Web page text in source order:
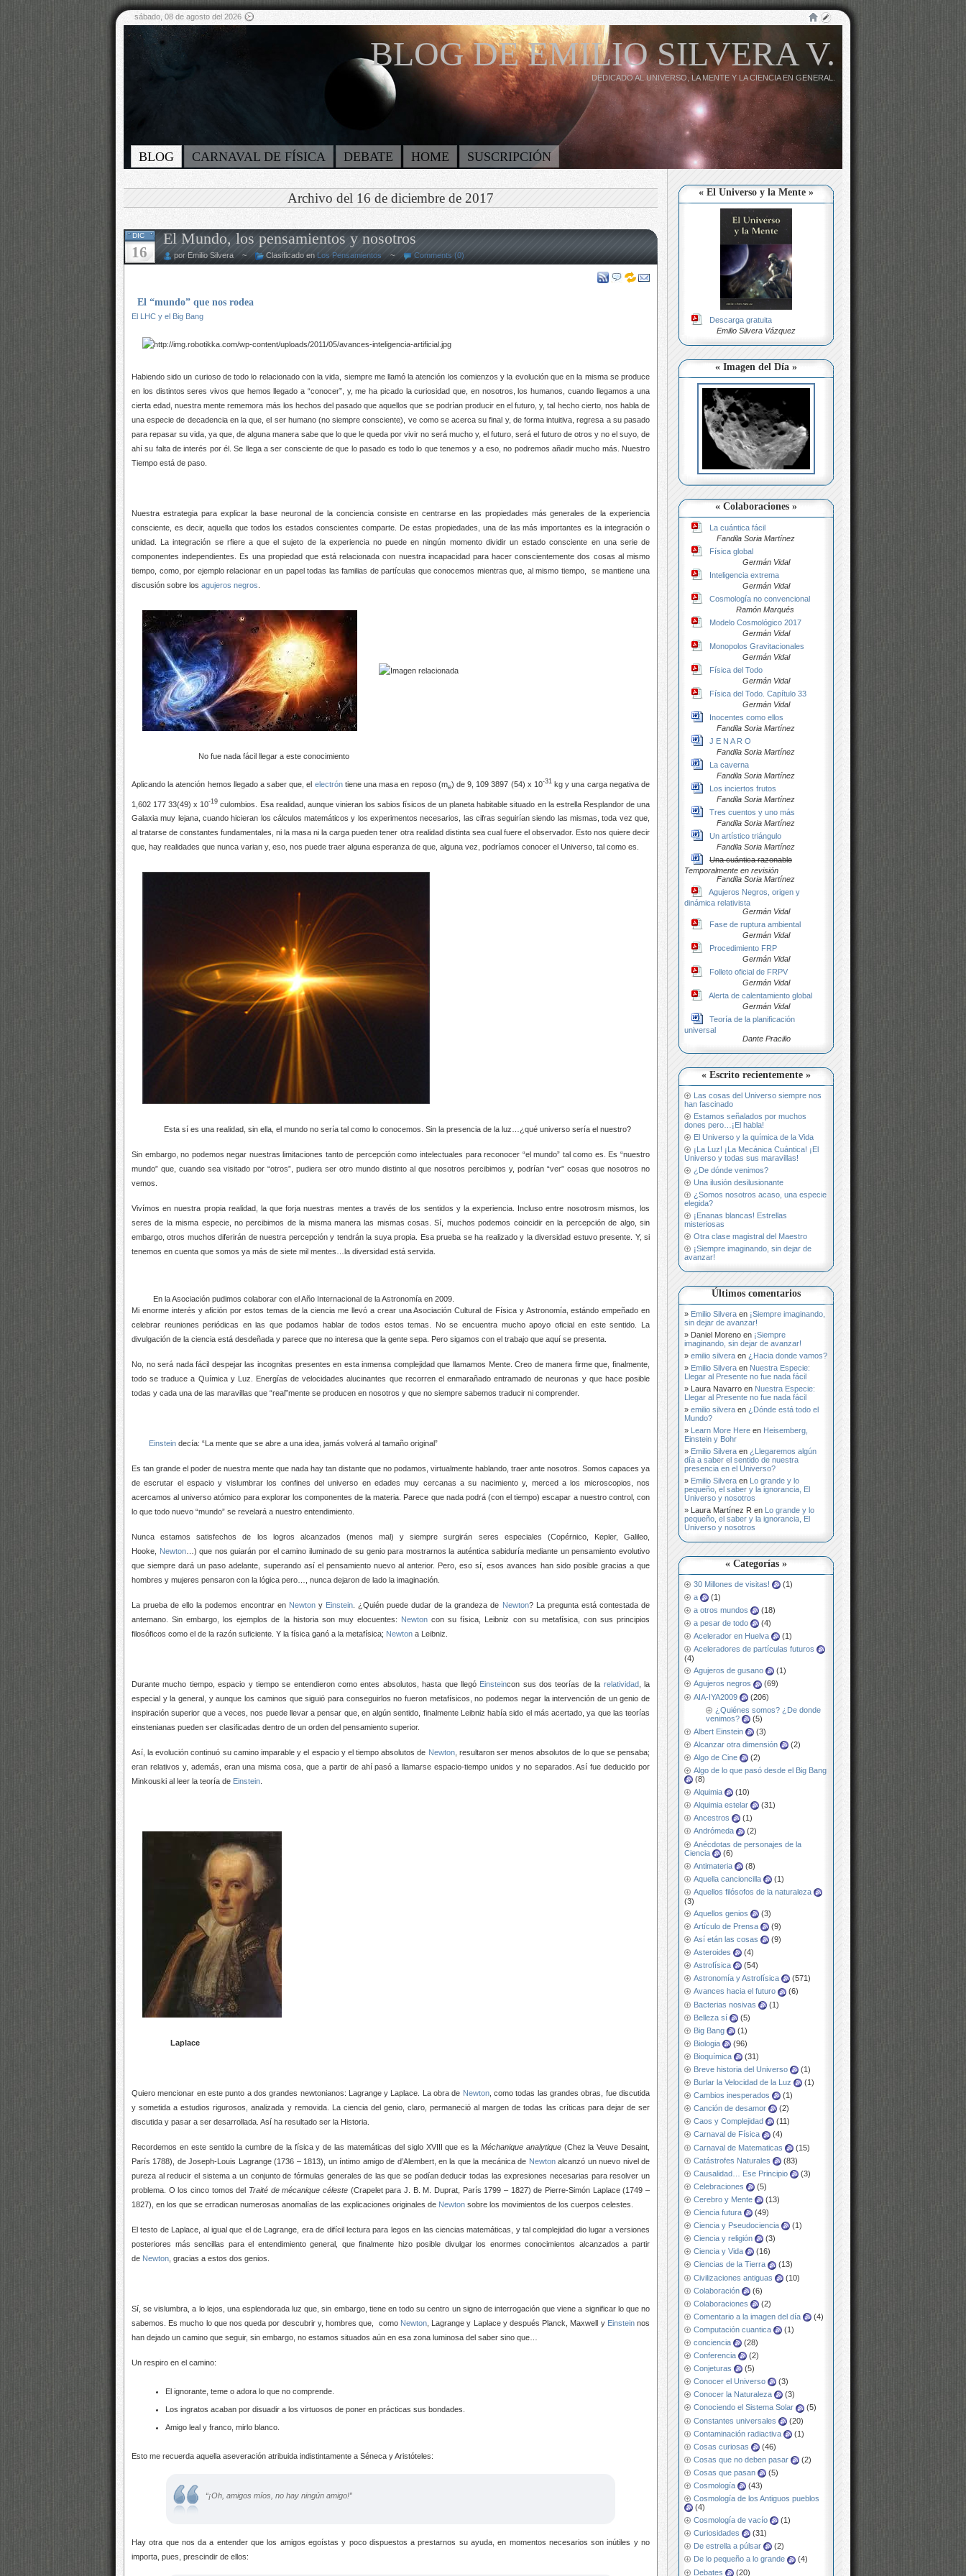
sábado, 08 de agosto del 2026
BLOG DE EMILIO SILVERA V.
DEDICADO AL UNIVERSO, LA MENTE Y LA CIENCIA EN GENERAL.
BLOG CARNAVAL DE FÍSICA DEBATE HOME SUSCRIPCIÓN
« El Universo y la Mente »
Descarga gratuita
Emilio Silvera Vázquez
« Imagen del Día »
« Colaboraciones »
La cuántica fácil
Fandila Soria Martínez
Física global
Germán Vidal
Inteligencia extrema
Germán Vidal
Cosmología no convencional
Ramón Marqués
Modelo Cosmológico 2017
Germán Vidal
Monopolos Gravitacionales
Germán Vidal
Física del Todo
Germán Vidal
Física del Todo. Capítulo 33
Germán Vidal
Inocentes como ellos
Fandila Soria Martínez
J E N A R O
Fandila Soria Martínez
La caverna
Fandila Soria Martínez
Los inciertos frutos
Fandila Soria Martínez
Tres cuentos y uno más
Fandila Soria Martínez
Un artístico triángulo
Fandila Soria Martínez
Una cuántica razonable
Temporalmente en revisión
Fandila Soria Martínez
Agujeros Negros, origen y
dinámica relativista
Germán Vidal
Fase de ruptura ambiental
Germán Vidal
Procedimiento FRP
Germán Vidal
Folleto oficial de FRPV
Germán Vidal
Alerta de calentamiento global
Germán Vidal
Teoría de la planificación
universal
Dante Pracilio
« Escrito recientemente »
Las cosas del Universo siempre nos
han fascinado
Estamos señalados por muchos
dones pero…¡El habla!
El Universo y la química de la Vida
¡La Luz! ¡La Mecánica Cuántica! ¡El
Universo y todas sus maravillas!
¿De dónde venimos?
Una ilusión desilusionante
¿Somos nosotros acaso, una especie
elegida?
¡Enanas blancas! Estrellas
misteriosas
Otra clase magistral del Maestro
¡Siempre imaginando, sin dejar de
avanzar!
Últimos comentarios
Emilio Silvera en ¡Siempre imaginando,
sin dejar de avanzar!
Daniel Moreno en ¡Siempre
imaginando, sin dejar de avanzar!
emilio silvera en ¿Hacia donde vamos?
Emilio Silvera en Nuestra Especie:
Llegar al Presente no fue nada fácil
Laura Navarro en Nuestra Especie:
Llegar al Presente no fue nada fácil
emilio silvera en ¿Dónde está todo el
Mundo?
Learn More Here en Heisemberg,
Einstein y Bohr
Emilio Silvera en ¿Llegaremos algún
día a saber el sentido de nuestra
presencia en el Universo?
Emilio Silvera en Lo grande y lo
pequeño, el saber y la ignorancia, El
Universo y nosotros
Laura Martínez R en Lo grande y lo
pequeño, el saber y la ignorancia, El
Universo y nosotros
« Categorías »
30 Millones de visitas!
(1)
a
(1)
a otros mundos
(18)
a pesar de todo
(4)
Acelerador en Huelva
(1)
Aceleradores de partículas futuros
(4)
Agujeros de gusano
(1)
Agujeros negros
(69)
AIA-IYA2009
(206)
¿Quiénes somos? ¿De donde
venimos?
(5)
Albert Einstein
(3)
Alcanzar otra dimensión
(2)
Algo de Cine
(2)
Algo de lo que pasó desde el Big Bang
(8)
Alquimia
(10)
Alquimia estelar
(31)
Ancestros
(1)
Andrómeda
(2)
Anécdotas de personajes de la
Ciencia
(6)
Antimateria
(8)
Aquella cancioncilla
(1)
Aquellos filósofos de la naturaleza
(3)
Aquellos genios
(3)
Artículo de Prensa
(9)
Así etán las cosas
(9)
Asteroides
(4)
Astrofísica
(54)
Astronomía y Astrofísica
(571)
Avances hacia el futuro
(6)
Bacterias nosivas
(1)
Belleza sí
(5)
Big Bang
(1)
Biologia
(96)
Bioquímica
(31)
Breve historia del Universo
(1)
Burlar la Velocidad de la Luz
(1)
Cambios inesperados
(1)
Canción de desamor
(2)
Caos y Complejidad
(11)
Carnaval de Física
(4)
Carnaval de Matematicas
(15)
Catástrofes Naturales
(83)
Causalidad… Ese Principio
(3)
Celebraciones
(5)
Cerebro y Mente
(13)
Ciencia futura
(49)
Ciencia y Pseudociencia
(1)
Ciencia y religión
(3)
Ciencia y Vida
(16)
Ciencias de la Tierra
(13)
Civilizaciones antiguas
(10)
Colaboración
(6)
Colaboraciones
(2)
Comentario a la imagen del día
(4)
Computación cuantica
(1)
conciencia
(28)
Conferencia
(2)
Conjeturas
(5)
Conocer el Universo
(3)
Conocer la Naturaleza
(3)
Conociendo el Sistema Solar
(5)
Constantes universales
(20)
Contaminación radiactiva
(1)
Cosas curiosas
(46)
Cosas que no deben pasar
(2)
Cosas que pasan
(5)
Cosmología
(43)
Cosmología de los Antiguos pueblos
(4)
Cosmología de vacío
(1)
Curiosidades
(31)
De estrella a púlsar
(2)
De lo pequeño a lo grande
(4)
Debates
(20)
Archivo del 16 de diciembre de 2017
DIC
16
El Mundo, los pensamientos y nosotros
por Emilio Silvera ~ Clasificado en Los Pensamientos ~ Comments (0)
El “mundo” que nos rodea
El LHC y el Big Bang
Habiendo sido un curioso de todo lo relacionado con la vida, siempre me llamó la atención los comienzos y la evolución que en la misma se produce
en los distintos seres vivos que hemos llegado a “conocer”, y, me ha picado la curiosidad que, en nosotros, los humanos, cuando llegamos a una
cierta edad, nuestra mente rememora más los hechos del pasado que aquellos que se podrían producir en el futuro, y, tal hecho cierto, nos habla de
una especie de decadencia en la que, el ser humano (no siempre consciente), ve como se acerca su final y, de forma intuitiva, regresa a su pasado
para repasar su vida, ya que, de alguna manera sabe que lo que le queda por vivir no será mucho y, el futuro, será el futuro de otros y no el suyo, de
ahí su falta de interés por él. Se llega a ser consciente de que lo pasado es todo lo que tenemos y a eso, no podremos añadir mucho más. Nuestro
Tiempo está de paso.
Nuestra estrategia para explicar la base neuronal de la conciencia consiste en centrarse en las propiedades más generales de la experiencia
consciente, es decir, aquella que todos los estados conscientes comparte. De estas propiedades, una de las más importantes es la integración o
unidad. La integración se rfiere a que el sujeto de la experiencia no puede en ningún momento dividir un estado consciente en una serie de
componentes independientes. Es una propiedad que está relacionada con nuestra incapacidad para hacer conscientemente dos cosas al mismo
tiempo, como, por ejemplo relacionar en un papel todas las familias de partículas que conocemos mientras que, al mismo tiempo, se mantiene una
discusión sobre los agujeros negros
No fue nada fácil llegar a este conocimiento
Aplicando la atención hemos llegado a saber que, el electróntiene una masa en reposo (me) de 9, 109 3897 (54) x 10-31kg y una carga negativa de
1,602 177 33(49) x 10-19 culombios. Esa realidad, aunque vinieran los sabios físicos de un planeta habitable situado en la estrella Resplandor de una
Galaxia muy lejana, cuando hicieran los cálculos matemáticos y los experimentos necesarios, las cifras seguirían siendo las mismas, toda vez que,
al tratarse de constantes fundamentales, ni la masa ni la carga pueden tener otra realidad distinta sea cual fuere el observador. Esto nos quiere decir
que, hay realidades que nunca varian y, eso, nos puede traer alguna esperanza de que, alguna vez, podríamos conocer el Universo, tal como es.
Esta sí es una realidad, sin ella, el mundo no sería tal como lo conocemos. Sin la presencia de la luz…¿qué universo sería el nuestro?
Sin embargo, no podemos negar nuestras limitaciones tanto de percepción como intelectuales para reconocer “el mundo” tal como es. Es “nuestro
mundo” que, cuando sea visitado por “otros”, pudiera ser otro mundo distinto al que nosotros percibimos y, podrían “ver” cosas que nosotros no
vemos.
Vivímos en nuestra propia realidad, la que forja nuestras mentes a través de los sentidos y la experiencia. Incluso entre nosotrosm mismos, los
seres de la misma especie, no percibimos de la misma manera las mismas cosas. Sí, muchos podemos coincidir en la percepción de algo, sin
embargo, otros muchos diferirán de nuestra percepción y tendrán la suya propia. Esa prueba se ha realizado y la diversidad estuvo presente. Y, si
tenemos en cuenta que somos ya más de siete mil mentes…la diversidad está servida.
En la Asociación pudimos colaborar con el Año Internacional de la Astronomía en 2009.
Mi enorme interés y afición por estos temas de la ciencia me llevó a crear una Asociación Cultural de Física y Astronomía, estándo empeñado en
celebrar reuniones periódicas en las que podamos hablar de todos estos temas. No se encuentra mucho apoyo oficial en este sentido. La
divulgación de la ciencia está desdeñada y parece que no interesa que la gente sepa. Pero sigamos con el trabajo que aquí se presenta.
No, no será nada fácil despejar las incognitas presentes en esta inmensa complejidad que llamamos Mente. Creo de manera firme que, finalmente,
todo se traduce a Química y Luz. Energías de velocidades alucinantes que recorren el enmarañado entramado de neuronas y que hace posible
todas y cada una de las maravillas que “real”mente se producen en nosotros y que no siempre sabemos traducir ni comprender.
Einstein decía: “La mente que se abre a una idea, jamás volverá al tamaño original”
Es tan grande el poder de nuestra mente que nada hay tan distante que no podamos, virtualmente hablando, traer ante nosotros. Somos capaces ya
de escrutar el espacio y vislumbrar los confines del universo en edades muy cercanas a su nacimiento y, merced a los microscopios, nos
acercamos al universo atómico para explorar los componentes de la materia. Parece que nada podrá (con el tiempo) escapar a nuestro control, con
lo que todo nuevo “mundo” se revelará a nuestro entendimiento.
Nunca estamos satisfechos de los logros alcanzados (menos mal) y siempre surgirán seres especiales (Copérnico, Kepler, Galileo,
Hooke,
Newton…) que nos guiarán por el camino iluminado de su genio para mostrarnos la auténtica sabiduría mediante un pensamiento evolutivo
que siempre dará un paso adelante, superando así el pensamiento nuevo al anterior. Pero, eso sí, esos avances han sido posible gracias a que
hombres y mujeres pensaron con la lógica pero…, nunca dejaron de lado la imaginación.
La prueba de ello la podemos encontrar en Newtony Einstein. ¿Quién puede dudar de la grandeza de Newton? La pregunta está contestada de
antemano. Sin embargo, los ejemplos de la historia son muy elocuentes: Newton con su física, Leibniz con su metafísica, con sus principios
filosóficos como el de la razón suficiente. Y la física ganó a la metafísica; Newton a Leibniz.
Durante mucho tiempo, espacio y tiempo se entendieron como entes absolutos, hasta que llegó Einsteincon sus dos teorías de la relatividad , la
especial y la general, y aunque los caminos que siguió para conseguirlos no fueron metafísicos, no podemos negar la intervención de un genio de
inspiración superior que a veces, nos puede llevar a pensar que, en algún sentido, finalmente Leibniz había sido el más acertado, ya que las teorías
einstenianas pueden ser clasificadas dentro de un orden del pensamiento superior.
Así, la evolución continuó su camino imparable y el espacio y el tiempo absolutos de Newton, resultaron ser menos absolutos de lo que se pensaba;
eran relativos y, además, eran una misma cosa, que a partir de ahí pasó a llamarse espacio-tiempo unidos y no separados. Así fue deducido por
Minkouski al leer la teoría de Einstein
Laplace
Quiero mencionar en este punto a dos grandes newtonianos: Lagrange y Laplace. La obra de Newton, como todas las grandes obras, fue discutida
y sometida a estudios rigurosos, analizada y removida. La ciencia del genio, claro, permaneció al margen de todas las críticas para dejar de ser
discutida y pasar a ser desarrollada. Así ha resultado ser la Historia.
Recordemos en este sentido la cumbre de la física y de las matemáticas del siglo XVIII que es la Méchaniqueanalytique(Chez la Veuve Desaint,
París 1788), de Joseph-Louis Lagrange (1736 – 1813), un íntimo amigo de d’Alembert, en la que la mecánica de Newtonalcanzó un nuevo nivel de
pureza al reducir el sistema a un conjunto de fórmulas generales de las que se podían deducir todas las expresiones necesarias para resolver un
problema. O los cinco tomos del Traité de mécanique céleste (Crapelet para J. B. M. Duprat, París 1799 – 1827) de Pierre-Simón Laplace (1749 –
1827), en los que se erradican numerosas anomalías de las explicaciones originales de Newton sobre los movimientos de los cuerpos celestes.
El testo de Laplace, al igual que el de Lagrange, era de difícil lectura para legos en las ciencias matemáticas, y tal complejidad dio lugar a versiones
posteriores más sencillas para el entendimiento general, que finalmente hizo posible divulgar los enormes conocimientos alcanzados a partir
de Newton , gracias a estos dos genios.
Sí, se vislumbra, a lo lejos, una esplendorada luz que, sin embargo, tiene en todo su centro un signo de interrogación que viene a significar lo que no
sabemos. Es mucho lo que nos queda por descubrir y, hombres que, como Newton, Lagrange y Laplace y después Planck, Maxwell y Einsteinnos
han dejado un camino que seguir, sin embargo, no estamos situados aún en esa zona luminosa del saber sino que…
Un respiro en el camino:
El ignorante, teme o adora lo que no comprende.
Los ingratos acaban por disuadir a los virtuosos de poner en prácticas sus bondades.
Amigo leal y franco, mirlo blanco.
Esto me recuerda aquella aseveración atribuida indistintamente a Séneca y Aristóteles:
“¡Oh, amigos míos, no hay ningún amigo!”
Hay otra que nos da a entender que los amigos egoístas y poco dispuestos a prestarnos su ayuda, en momentos necesarios son inútiles y no
importa, pues, prescindir de ellos: